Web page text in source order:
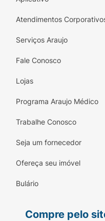
Atendimentos
Serviços Araujo
Fale Conosco
Lojas
Programa Araujo Médico
Trabalhe Conosco
Seja um fornecedor
Ofereça seu imóvel
Bulário
Compre pelo